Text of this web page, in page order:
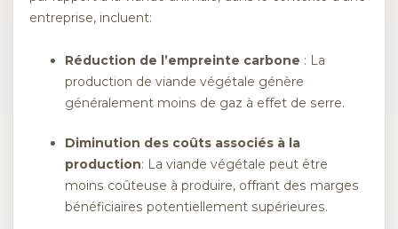
entreprise, incluent:
Réduction de l’empreinte carbone : La
production de viande végétale génère
généralement moins de gaz à effet de serre.
Diminution des coûts associés à la
production: La viande végétale peut être
moins coûteuse à produire, offrant des marges
bénéficiaires potentiellement supérieures.